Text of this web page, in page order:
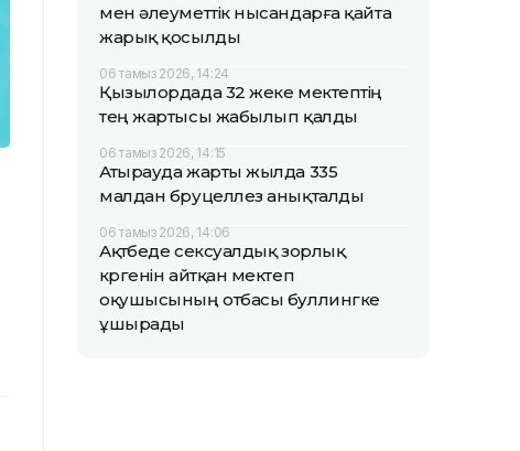
мен әлеуметтік нысандарға қайта
жарық қосылды
06 тамыз 2026, 14:24
Қызылордада 32 жеке мектептің
тең жартысы жабылып қалды
06 тамыз 2026, 14:15
Атырауда жарты жылда 335
малдан бруцеллез анықталды
06 тамыз 2026, 14:06
Ақтөбеде сексуалдық зорлық
көргенін айтқан мектеп
оқушысының отбасы буллингке
ұшырады